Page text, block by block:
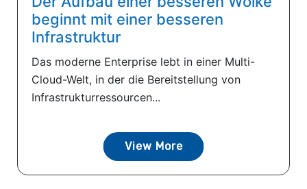
beginnt mit einer besseren
Infrastruktur
Das moderne Enterprise lebt in einer Multi-
Cloud-Welt, in der die Bereitstellung von
Infrastrukturressourcen...
View More